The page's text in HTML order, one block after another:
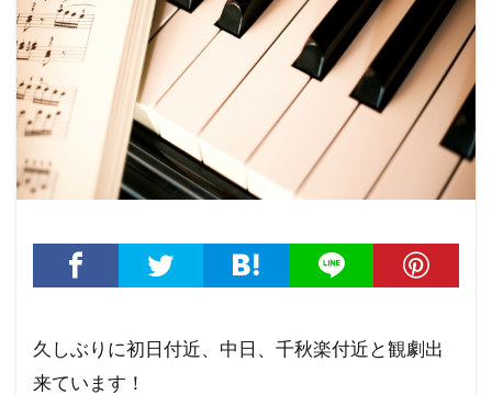
久しぶりに初日付近、中日、千秋楽付近と観劇出
来ています！
検索